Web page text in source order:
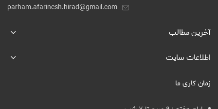
parham.afarinesh.hirad@gmail.com
آخرین مطالب
اطلاعات سایت
زمان کاری ما